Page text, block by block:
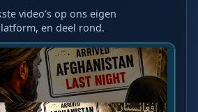
video’s op ons eigen
en deel rond.